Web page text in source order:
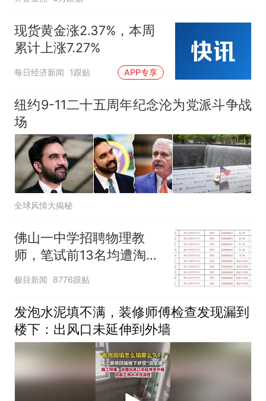
现货黄金涨2.37%，本周
累计上涨7.27%
每日经济新闻 1跟贴 APP专享
纽约9-11二十五周年纪念沦为党派斗争战
场
全球风情大揭秘
佛山一中学招聘物理教
师，笔试前13名均遭淘
汰？教育局：已叫停招
极目新闻 8776跟贴
发泡水泥填不满，装修师傅检查发现漏到
楼下：出风口未延伸到外墙